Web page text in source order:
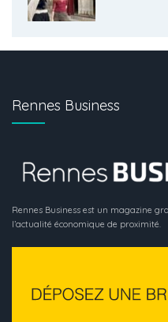
Rennes Business
Rennes Business est un magazine
l’actualité économique de proximité.